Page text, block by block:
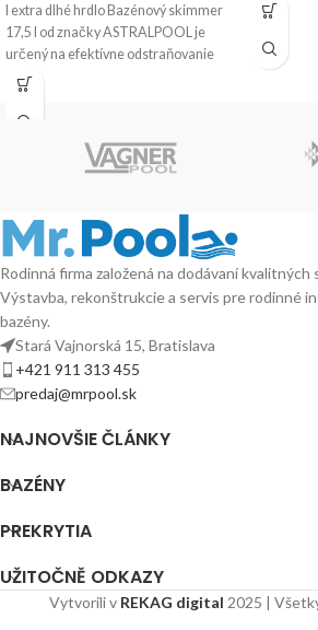
l extra dlhé hrdlo Bazénový skimmer
17,5 l od značky ASTRALPOOL je
určený na efektívne odstraňovanie
Rodinná firma založená na dodávaní kvalitných
Výstavba, rekonštrukcie a servis pre rodinné
bazény.
Stará Vajnorská 15, Bratislava
+421 911 313 455
predaj@mrpool.sk
NAJNOVŠIE ČLÁNKY
BAZÉNY
PREKRYTIA
UŽITOČNĚ ODKAZY
Vytvorili v REKAG digital 2025 |